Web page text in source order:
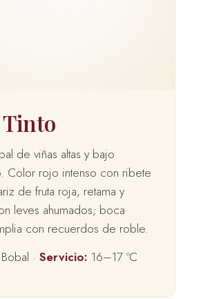
de viñas altas y bajo
Color rojo intenso con ribete
de fruta roja, retama y
leves ahumados; boca
con recuerdos de roble.
· Servicio: 16–17 ºC